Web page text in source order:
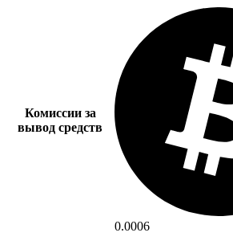
Комиссии за
вывод средств
0.0006